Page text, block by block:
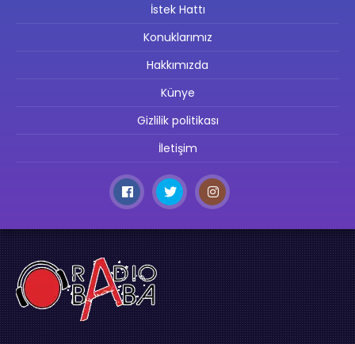
İstek Hattı
Konuklarımız
Hakkımızda
Künye
Gizlilik politikası
İletişim